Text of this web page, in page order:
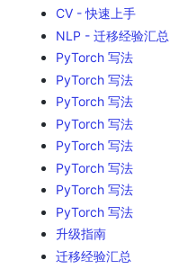
CV - 快速上手
NLP - 迁移经验汇总
PyTorch 写法
PyTorch 写法
PyTorch 写法
PyTorch 写法
PyTorch 写法
PyTorch 写法
PyTorch 写法
PyTorch 写法
升级指南
迁移经验汇总